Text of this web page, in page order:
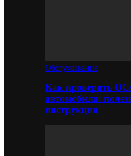
Обслуживание
Как проверить
автомобиля:
инструкция